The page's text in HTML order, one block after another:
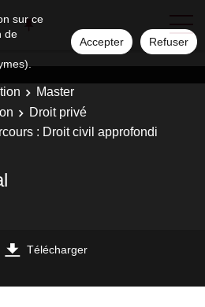
sur ce
de
Accepter Refuser
Master
Droit privé
: Droit civil approfondi
Télécharger